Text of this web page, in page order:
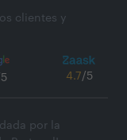
clientes y
4.7/5
por la